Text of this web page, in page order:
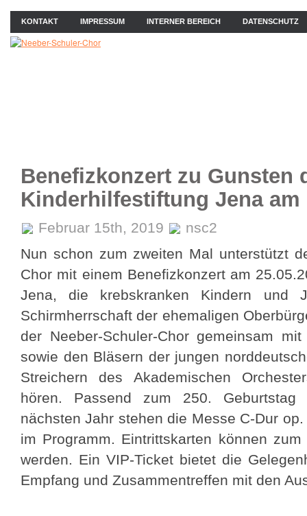
KONTAKT IMPRESSUM INTERNER BEREICH DATENSCHUTZ
Benefizkonzert zu Gunsten
Kinderhilfestiftung Jena am
Februar 15th, 2019
nsc2
Nun schon zum zweiten Mal unterstützt
Chor mit einem Benefizkonzert am
Jena, die krebskranken Kindern und
Schirmherrschaft der ehemaligen
der Neeber-Schuler-Chor gemeinsam
sowie den Bläsern der jungen
Streichern des Akademischen
hören. Passend zum 250.
nächsten Jahr stehen die Messe C-Dur
im Programm. Eintrittskarten können
werden. Ein VIP-Ticket bietet die
Empfang und Zusammentreffen mit den